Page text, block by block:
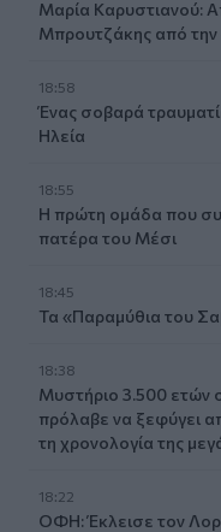
Μαρία Καρυστιανού:
Μπρουτζάκης από την
18:58
Ένας σοβαρά
Ηλεία
18:55
Η πρώτη ομάδα που
πατέρα του Μέσι
18:45
Τα «Παραμύθια του
18:38
Μυστήριο 3.500 ετών
πρόλαβε να ξεφύγει
τη χρονολογία της
18:22
ΟΦΗ: Έκλεισε τον